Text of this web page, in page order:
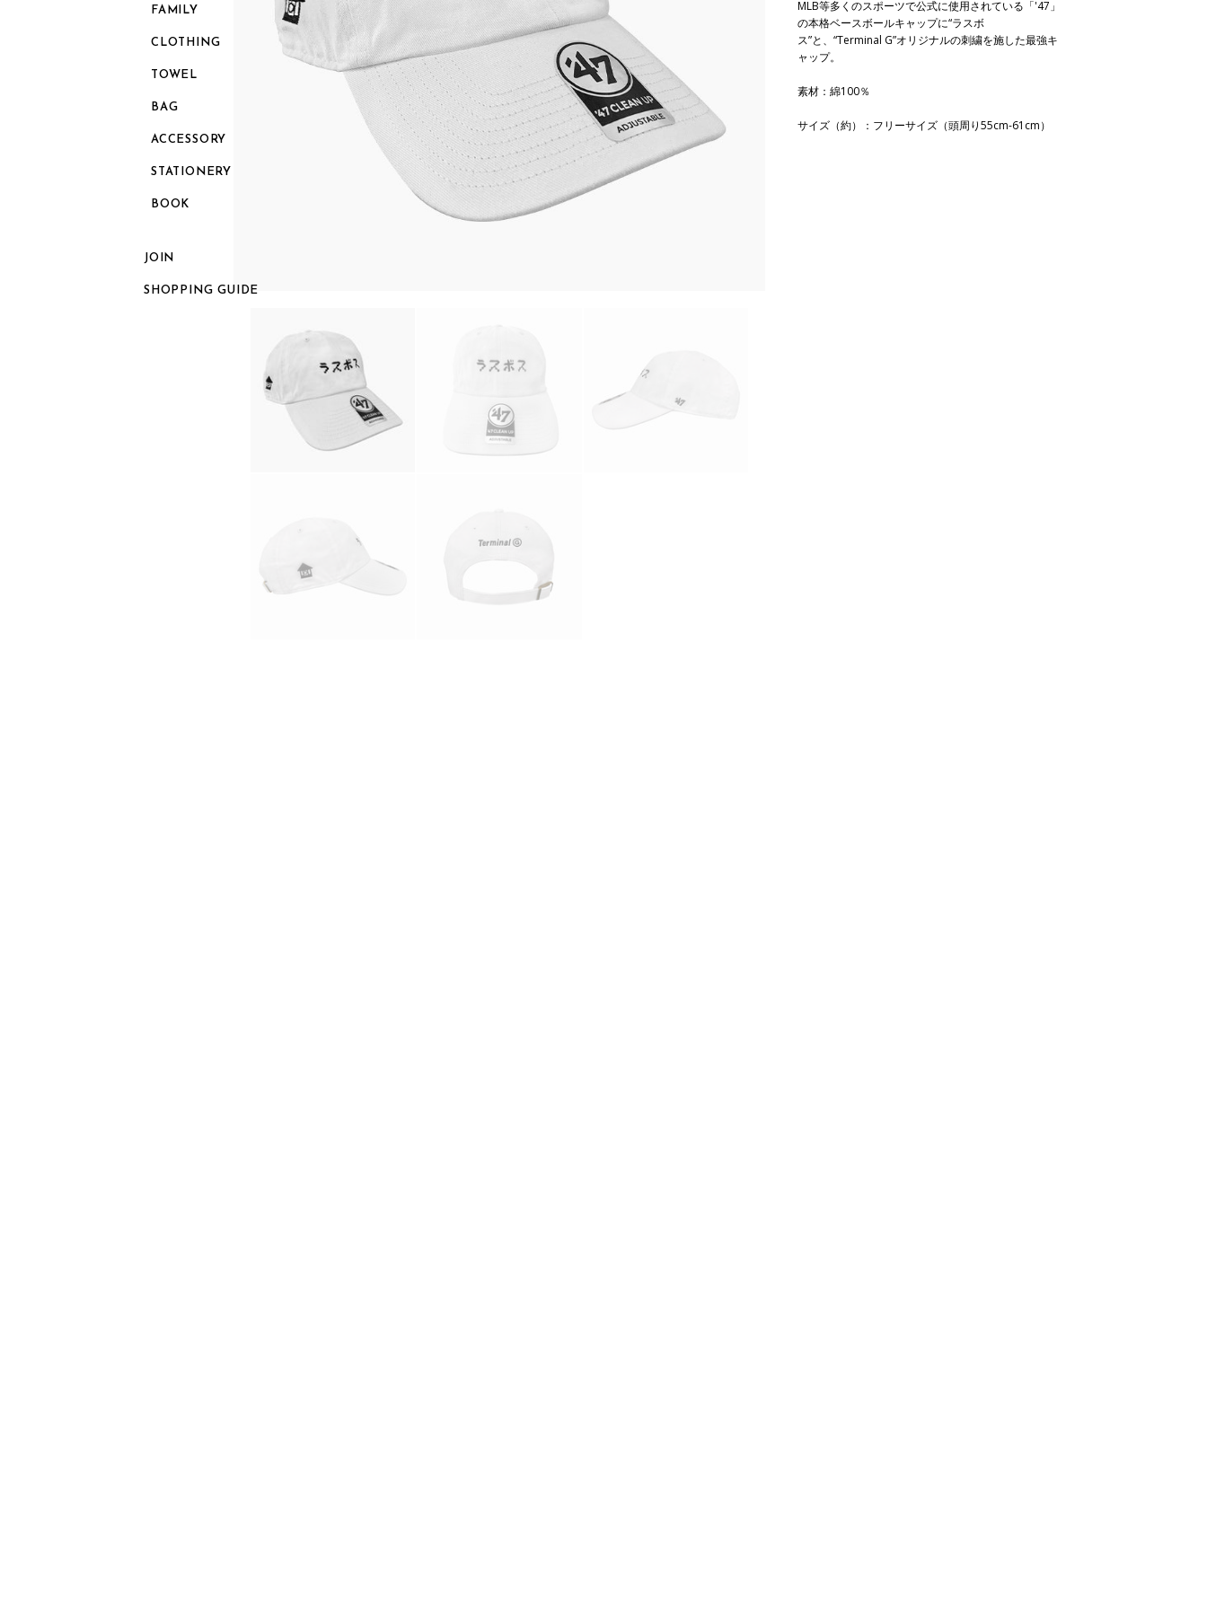
FAMILY
CLOTHING
TOWEL
BAG
ACCESSORY
STATIONERY
BOOK
JOIN
SHOPPING GUIDE
MLB等多くのスポーツで公式に使用されている「'47」
の本格ベースボールキャップに“ラスボ
ス”と、“Terminal G”オリジナルの刺繍を施した最強キ
ャップ。
素材：綿100％
サイズ（約）：フリーサイズ（頭周り55cm-61cm）